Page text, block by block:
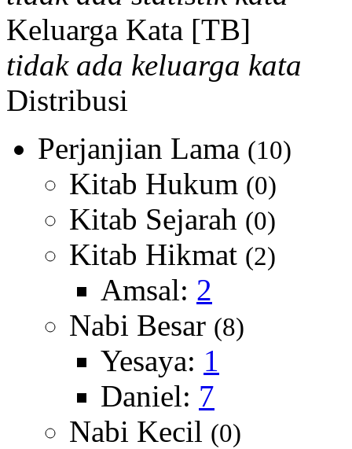
Keluarga Kata [TB]
tidak ada keluarga kata
Distribusi
Perjanjian Lama (10)
Kitab Hukum (0)
Kitab Sejarah (0)
Kitab Hikmat (2)
Amsal: 2
Nabi Besar (8)
Yesaya: 1
Daniel: 7
Nabi Kecil (0)